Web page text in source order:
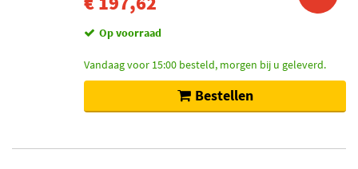
Op voorraad
Vandaag voor 15:00 besteld, morgen bij u geleverd.
Bestellen